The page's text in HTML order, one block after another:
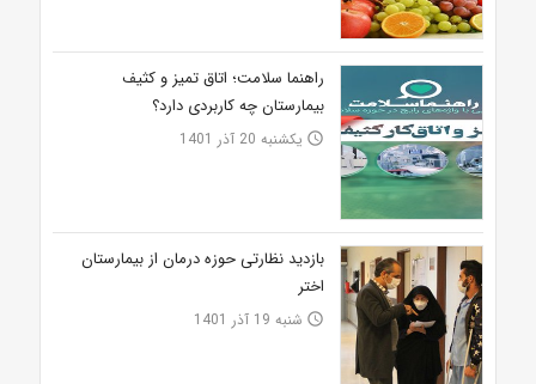
راهنما سلامت؛ اتاق تمیز و کثیف
بیمارستان چه کاربردی دارد؟
access_time یکشنبه 20 آذر 1401
بازدید نظارتی حوزه درمان از بیمارستان
اختر
access_time شنبه 19 آذر 1401